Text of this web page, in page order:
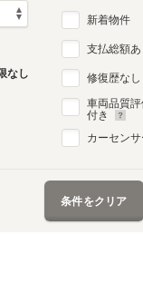
なし
新着物件
支払総額あ
修復歴なし
車両品質
付き
カーセン
条件をクリア